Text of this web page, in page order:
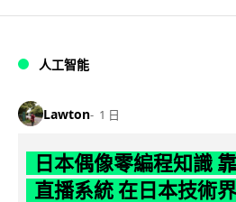
人工智能
Lawton 1 日
日本偶像零編程知識
直播系統 在日本技術